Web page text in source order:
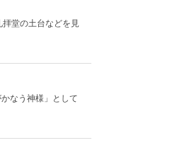
堂の土台などを見
なう神様」として